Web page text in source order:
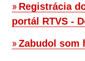
Registrácia
portál RTVS -
Zabudol som